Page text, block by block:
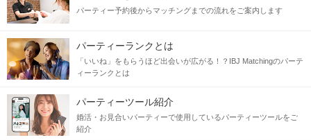
パーティー予約後からマッチングまでの流れをご案内します
パーティーランクとは
「いいね」をもらうほど出会いが広がる！？IBJ Matchingのパーテ
ィーランクとは
パーティーツール紹介
婚活・お見合いパーティーで使用しているパーティーツールをご
紹介